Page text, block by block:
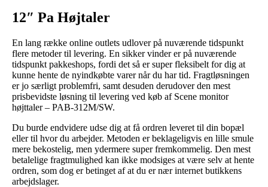
12″ Pa Højtaler
En lang række online outlets udlover på nuværende tidspunkt
flere metoder til levering. En sikker vinder er på nuværende
tidspunkt pakkeshops, fordi det så er super fleksibelt for dig at
kunne hente de nyindkøbte varer når du har tid. Fragtløsningen
er jo særligt problemfri, samt desuden derudover den mest
prisbevidste løsning til levering ved køb af Scene monitor
højttaler – PAB-312M/SW.
Du burde endvidere udse dig at få ordren leveret til din bopæl
eller til hvor du arbejder. Metoden er beklageligvis en lille smule
mere bekostelig, men ydermere super fremkommelig. Den mest
betalelige fragtmulighed kan ikke modsiges at være selv at hente
ordren, som dog er betinget af at du er nær internet butikkens
arbejdslager.